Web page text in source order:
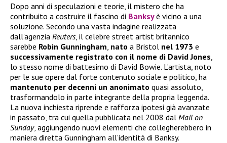
Dopo anni di speculazioni e teorie, il mistero che ha
contribuito a costruire il fascino di Banksyè vicino a una
soluzione. Secondo una vasta indagine realizzata
dall’agenzia Reuters, il celebre street artist britannico
sarebbe Robin Gunningham nato a Bristol nel 1973 e
successivamente registrato con il nome di David Jones
lo stesso nome di battesimo di David Bowie. L’artista, noto
per le sue opere dal forte contenuto sociale e politico, ha
mantenuto per decenni un anonimato quasi assoluto,
trasformandolo in parte integrante della propria leggenda.
La nuova inchiesta riprende e rafforza ipotesi già avanzate
in passato, tra cui quella pubblicata nel 2008 dal Mail on
Sunday, aggiungendo nuovi elementi che collegherebbero in
maniera diretta Gunningham all’identità di Banksy.